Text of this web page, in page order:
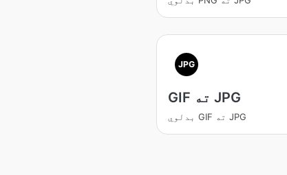
JPG
GIF ته JPG
بدلوي GIF ته JPG